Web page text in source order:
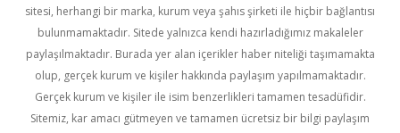
sitesi, herhangi bir marka, kurum veya şahıs şirketi ile hiçbir bağlantısı
bulunmamaktadır. Sitede yalnızca kendi hazırladığımız makaleler
paylaşılmaktadır. Burada yer alan içerikler haber niteliği taşımamakta
olup, gerçek kurum ve kişiler hakkında paylaşım yapılmamaktadır.
Gerçek kurum ve kişiler ile isim benzerlikleri tamamen tesadüfidir.
Sitemiz, kar amacı gütmeyen ve tamamen ücretsiz bir bilgi paylaşım